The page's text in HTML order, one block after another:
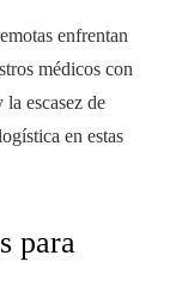
enfrentan
médicos con
escasez de
en estas
para